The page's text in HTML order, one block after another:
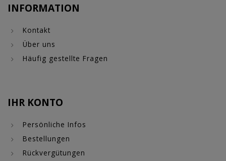
INFORMATION
Kontakt
Über uns
Häufig gestellte Fragen
IHR KONTO
Persönliche Infos
Bestellungen
Rückvergütungen